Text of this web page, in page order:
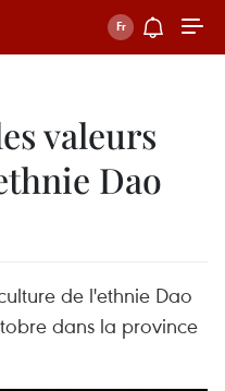
valeurs
Dao
de l'ethnie Dao
dans la province